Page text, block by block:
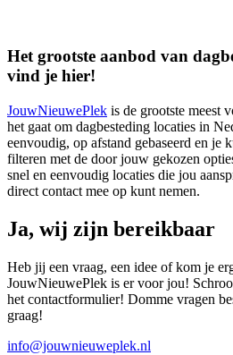
Het grootste aanbod van
vind je hier!
JouwNieuwePlek is de grootste meest
het gaat om dagbesteding locaties in
eenvoudig, op afstand gebaseerd en je
filteren met de door jouw gekozen
snel en eenvoudig locaties die jou
direct contact mee op kunt nemen.
Ja, wij zijn bereikbaar
Heb jij een vraag, een idee of kom je
JouwNieuwePlek is er voor jou!
het contactformulier! Domme vragen
graag!
info@jouwnieuweplek.nl